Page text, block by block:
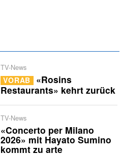
TV-News
VORAB «Rosins
Restaurants» kehrt zurück
TV-News
«Concerto per Milano
2026» mit Hayato Sumino
kommt zu arte